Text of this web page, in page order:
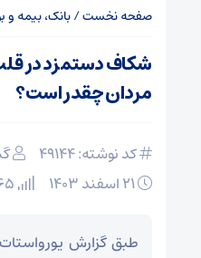
صفحه نخست/بانک، بیمه و
شکاف دستمزد در
مردان چقدر است؟
کد نوشته: 49144